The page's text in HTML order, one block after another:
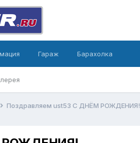
Гараж Барахолка
Поздравляем ust53 С ДНЁМ РОЖДЕНИЯ!